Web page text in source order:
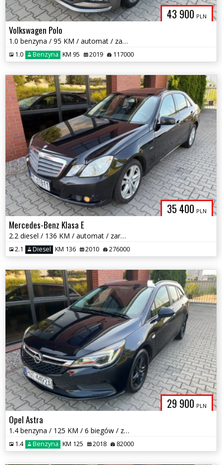
43 900 PLN
Volkswagen Polo
1.0 benzyna / 95 KM / automat / zarej w PL / zadbany / zamiana
1.0 Benzyna KM 95 2019 117000
35 400 PLN
Mercedes-Benz Klasa E
2.2 diesel / 136 KM / automat / zarej w PL / zadbany / zamiana
2.1 Diesel KM 136 2010 276000
29 900 PLN
Opel Astra
1.4 benzyna / 125 KM / 6 biegów / zarej w PL / zadbany / zamiana
1.4 Benzyna KM 125 2018 82000